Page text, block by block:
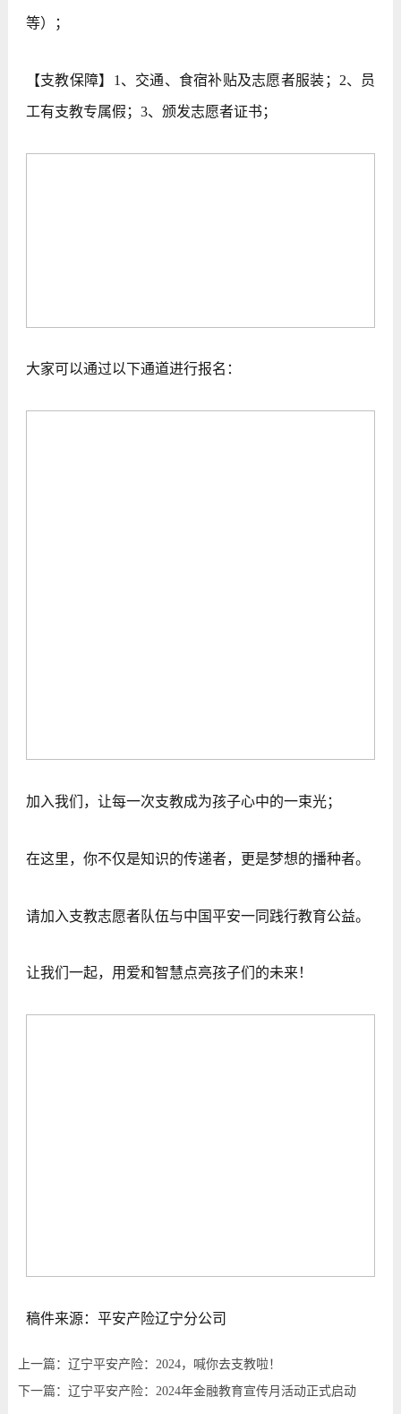
等）；
【支教保障】1、交通、食宿补贴及志愿者服装；2、员
工有支教专属假；3、颁发志愿者证书；
大家可以通过以下通道进行报名：
加入我们，让每一次支教成为孩子心中的一束光；
在这里，你不仅是知识的传递者，更是梦想的播种者。
请加入支教志愿者队伍与中国平安一同践行教育公益。
让我们一起，用爱和智慧点亮孩子们的未来！
稿件来源：平安产险辽宁分公司
上一篇：辽宁平安产险：2024，喊你去支教啦！
下一篇：辽宁平安产险：2024年金融教育宣传月活动正式启动